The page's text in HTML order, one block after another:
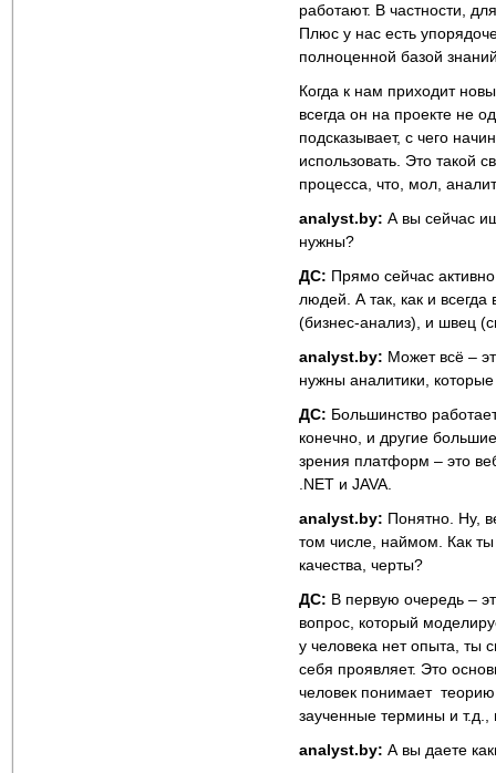
работают. В частности,
Плюс у нас есть
полноценной базой
Когда к нам приходит
всегда он на проекте не
подсказывает, с чего
использовать. Это такой
процесса, что, мол,
analyst.by: А вы сейчас
нужны?
ДС: Прямо сейчас
людей. А так, как и
(бизнес-анализ), и швец
analyst.by: Может всё –
нужны аналитики,
ДС: Большинство
конечно, и другие
зрения платформ – это
.NET и JAVA.
analyst.by: Понятно. Ну,
том числе, наймом. Как
качества, черты?
ДС: В первую очередь –
вопрос, который
у человека нет опыта, ты
себя проявляет. Это
человек понимает
заученные термины и
analyst.by: А вы даете